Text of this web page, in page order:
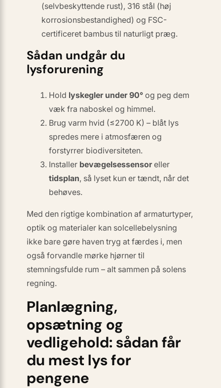
(selvbeskyttende rust), 316 stål (høj
korrosionsbestandighed) og FSC-
certificeret bambus til naturligt præg.
Sådan undgår du
lysforurening
Hold lyskegler under 90° og peg dem
væk fra naboskel og himmel.
Brugvarm hvid (≤2700 K) – blåt lys
spredes mere i atmosfæren og
forstyrrer biodiversiteten.
Installer bevægelsessensoreller
tidsplan, så lyset kun er tændt, når det
behøves.
Med den rigtige kombination af armaturtyper,
optik og materialer kan solcellebelysning
ikke bare gøre haven tryg at færdes i, men
også forvandle mørke hjørner til
stemningsfulde rum – alt sammen på solens
regning.
Planlægning,
opsætning og
vedligehold: sådan får
du mest lys for
pengene